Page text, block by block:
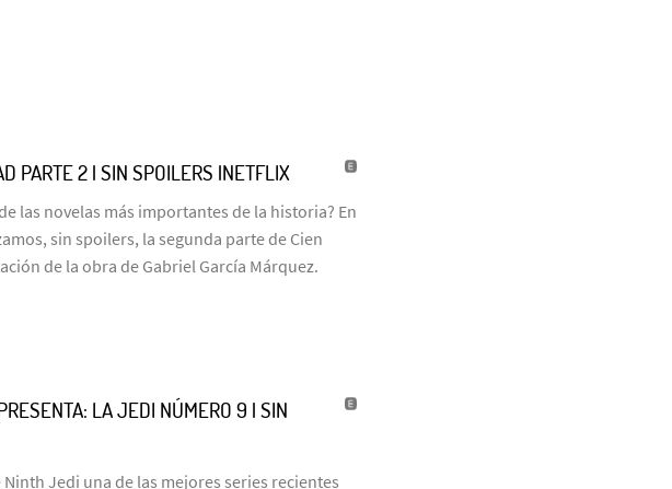
PARTE 2 | SIN SPOILERS |NETFLIX
las novelas más importantes de la historia? En
sin spoilers, la segunda parte de Cien
de la obra de Gabriel García Márquez.
LA JEDI NÚMERO 9 | SIN
Ninth Jedi una de las mejores series recientes